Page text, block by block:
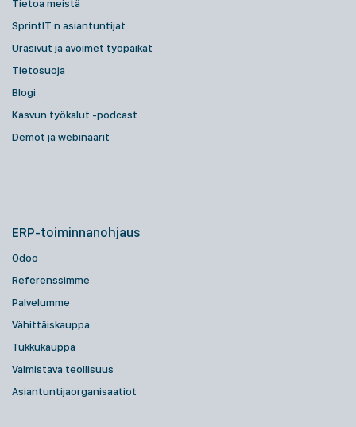
Tietoa meistä
SprintIT:n asiantuntijat
Urasivut ja avoimet työpaikat
Tietosuoja
Blogi
Kasvun työkalut -podcast
Demot ja webinaarit
ERP-toiminnanohjaus
Odoo
Referenssimme
Palvelumme
Vähittäiskauppa
Tukkukauppa
Valmistava teollisuus
Asiantuntijaorganisaatiot